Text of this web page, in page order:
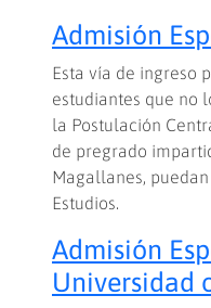
Admisión
Esta vía de ingreso
estudiantes que no
la Postulación
de pregrado
Magallanes,
Estudios.
Admisión
Universidad